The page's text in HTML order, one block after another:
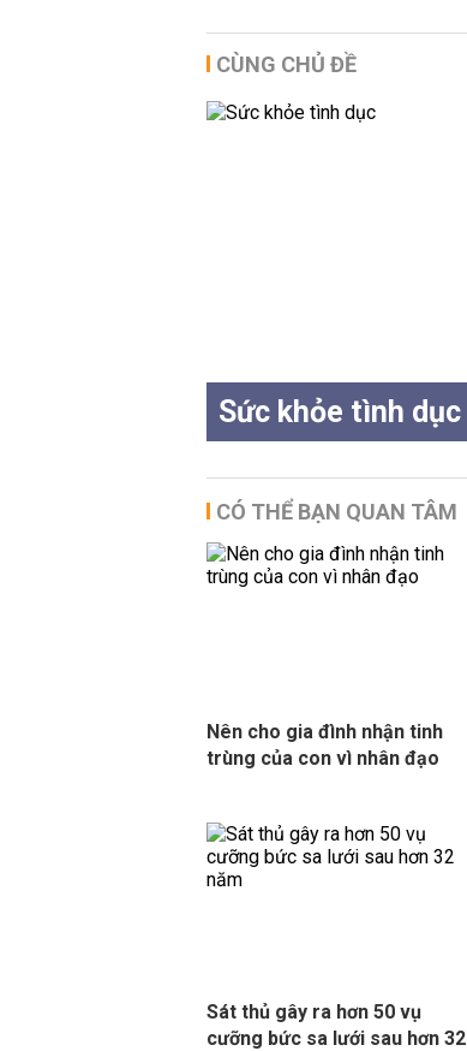
CÙNG CHỦ ĐỀ
Sức khỏe tình dục
CÓ THỂ BẠN QUAN TÂM
Nên cho gia đình nhận tinh
trùng của con vì nhân đạo
Sát thủ gây ra hơn 50 vụ
cưỡng bức sa lưới sau hơn 32